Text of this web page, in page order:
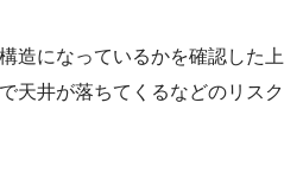
造になっているかを確認した上
天井が落ちてくるなどのリスク